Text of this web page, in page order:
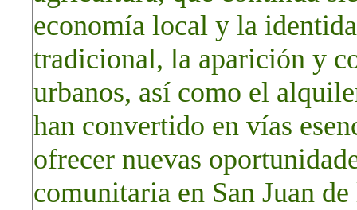
economía local y la
tradicional, la aparición y
urbanos, así como el
han convertido en vías
ofrecer nuevas
comunitaria en San Juan